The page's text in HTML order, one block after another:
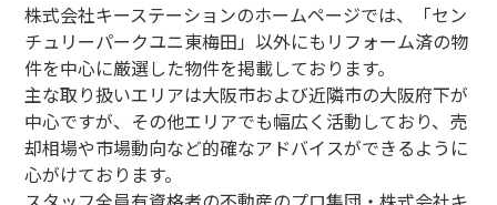
株式会社キーステーションのホームページでは、「セン
チュリーパークユニ東梅田」以外にもリフォーム済の物
件を中心に厳選した物件を掲載しております。
主な取り扱いエリアは大阪市および近隣市の大阪府下が
中心ですが、その他エリアでも幅広く活動しており、売
却相場や市場動向など的確なアドバイスができるように
心がけております。